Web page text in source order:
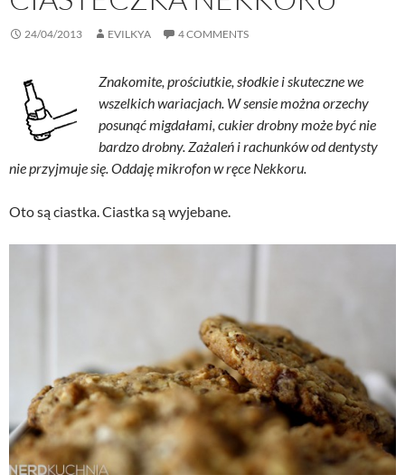
24/04/2013 EVILKYA 4 COMMENTS
Znakomite, prościutkie, słodkie i skuteczne we
wszelkich wariacjach. W sensie można orzechy
posunąć migdałami, cukier drobny może być nie
bardzo drobny. Zażaleń i rachunków od dentysty
nie przyjmuje się. Oddaję mikrofon w ręce Nekkoru.
Oto są ciastka. Ciastka są wyjebane.